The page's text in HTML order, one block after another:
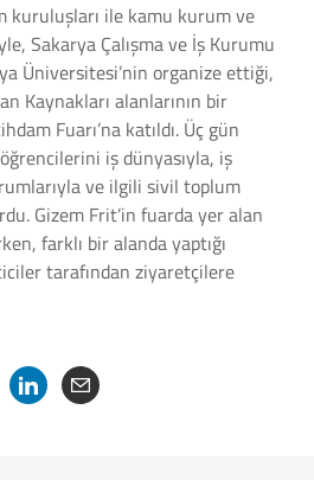
kuruluşları ile kamu kurum ve
Sakarya Çalışma ve İş Kurumu
Üniversitesi’nin organize ettiği,
Kaynakları alanlarının bir
Fuarı’na katıldı. Üç gün
iş dünyasıyla, iş
ve ilgili sivil toplum
Gizem Frit’in fuarda yer alan
farklı bir alanda yaptığı
tarafından ziyaretçilere